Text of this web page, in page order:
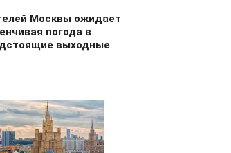
Москвы ожидает
погода в
выходные